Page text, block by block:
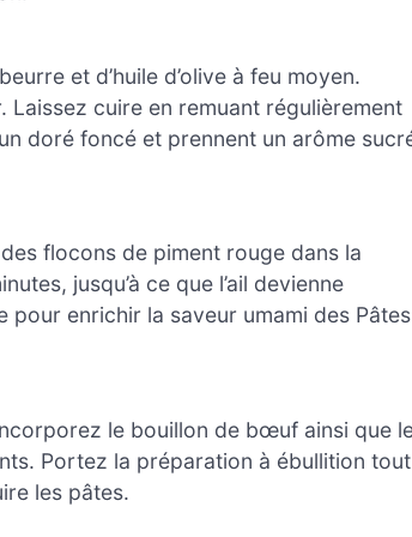
et d’huile d’olive à feu moyen.
cuire en remuant régulièrement
doré foncé et prennent un arôme
flocons de piment rouge dans la
jusqu’à ce que l’ail devienne
enrichir la saveur umami des Pâtes
le bouillon de bœuf ainsi que
Portez la préparation à ébullition tout
les pâtes.